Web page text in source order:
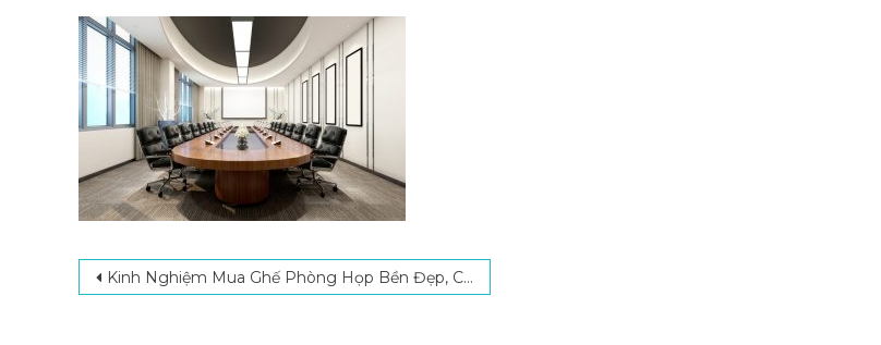
Post navigation
Kinh Nghiệm Mua Ghế Phòng Họp Bền Đẹp, Chuẩn Cho Doanh Nghiệp